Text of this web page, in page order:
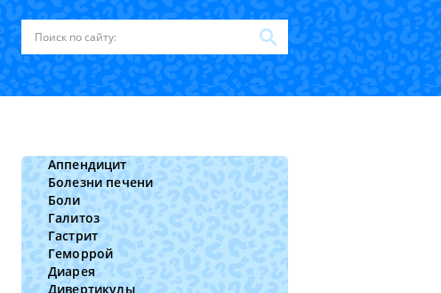
Аппендицит
Болезни печени
Боли
Галитоз
Гастрит
Геморрой
Диарея
Дивертикулы